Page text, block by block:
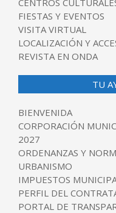
FIESTAS Y EVENTOS
VISITA VIRTUAL
LOCALIZACIÓN Y
REVISTA EN ONDA
TU
BIENVENIDA
CORPORACIÓN
2027
ORDENANZAS Y
URBANISMO
IMPUESTOS
PERFIL DEL
PORTAL DE